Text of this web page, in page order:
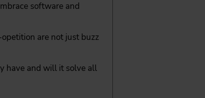
software and
are not just buzz
have and will it solve all